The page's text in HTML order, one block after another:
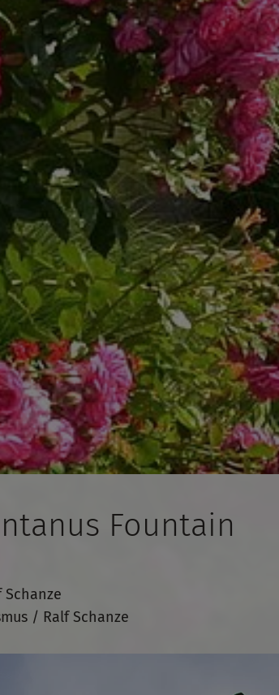
Fountain
/ Ralf Schanze